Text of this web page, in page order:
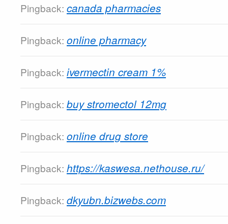
Pingback: canada pharmacies
Pingback: online pharmacy
Pingback: ivermectin cream 1%
Pingback: buy stromectol 12mg
Pingback: online drug store
Pingback: https://kaswesa.nethouse.ru/
Pingback: dkyubn.bizwebs.com